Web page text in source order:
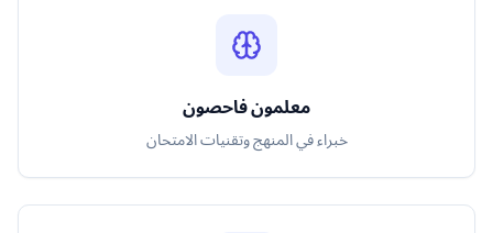
معلمون فاحصون
خبراء في المنهج وتقنيات الامتحان